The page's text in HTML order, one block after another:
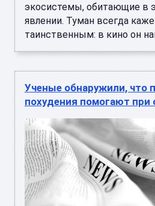
экосистемы, обитающие в
явлении. Туман всегда
таинственным: в кино он
Ученые обнаружили, что
похудения помогают при